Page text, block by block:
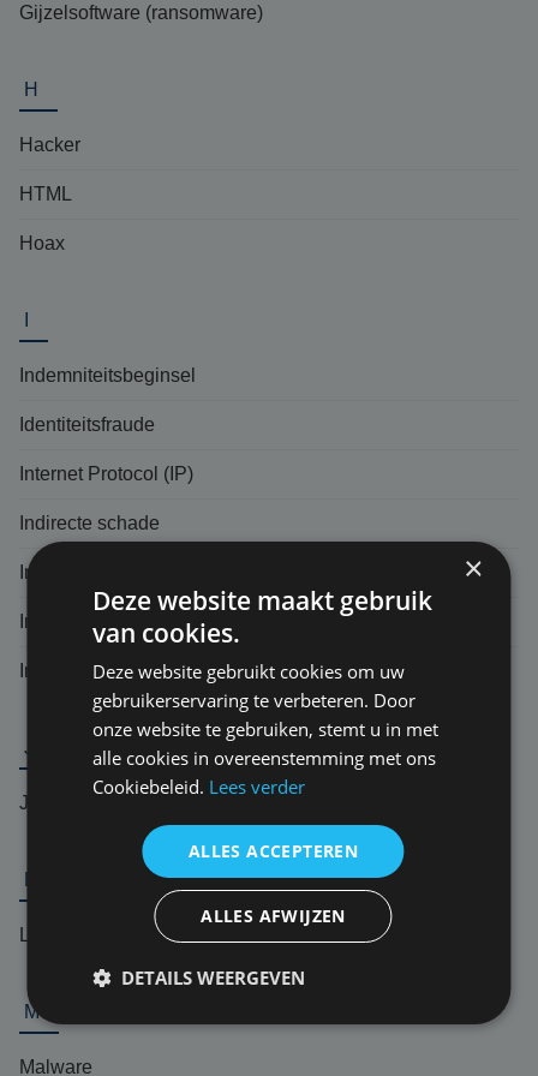
Gijzelsoftware (ransomware)
H
Hacker
HTML
Hoax
Indemniteitsbeginsel
Identiteitsfraude
Internet Protocol (IP)
Indirecte schade
Inductieschade
Intranet
Incident response team (IRT)
J
Jurisprudentie
M
Malware
×
Deze website maakt gebruik
van cookies.
Deze website gebruikt cookies om uw
gebruikerservaring te verbeteren. Door
onze website te gebruiken, stemt u in met
alle cookies in overeenstemming met ons
Cookiebeleid. Lees verder
ALLES ACCEPTEREN
ALLES AFWIJZEN
DETAILS WEERGEVEN